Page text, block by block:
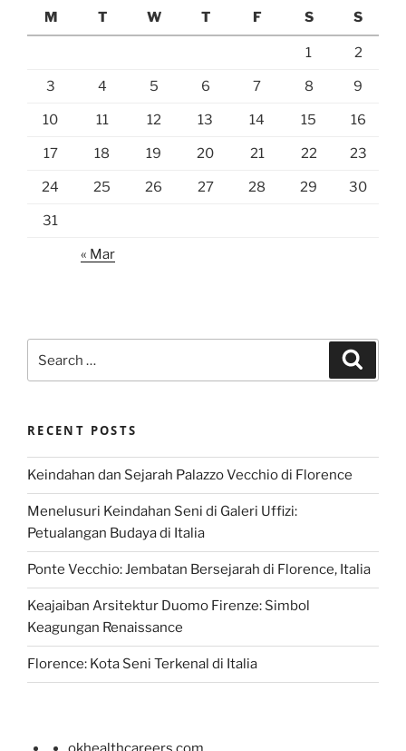
M
T W T F S S
1 2
3 4 5 6 7 8 9
10 11 12 13 14 15 16
17 18 19 20 21 22 23
24 25 26 27 28 29 30
31
« Mar
for:
RECENT POSTS
Keindahan dan Sejarah Palazzo Vecchio di Florence
Menelusuri Keindahan Seni di Galeri Uffizi:
Petualangan Budaya di Italia
Ponte Vecchio: Jembatan Bersejarah di Florence, Italia
Keajaiban Arsitektur Duomo Firenze: Simbol
Keagungan Renaissance
Florence: Kota Seni Terkenal di Italia